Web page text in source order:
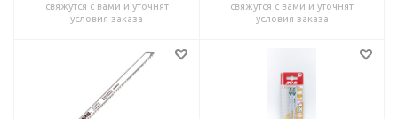
свяжутся с вами и уточнят
условия заказа
свяжутся с вами и уточнят
условия заказа